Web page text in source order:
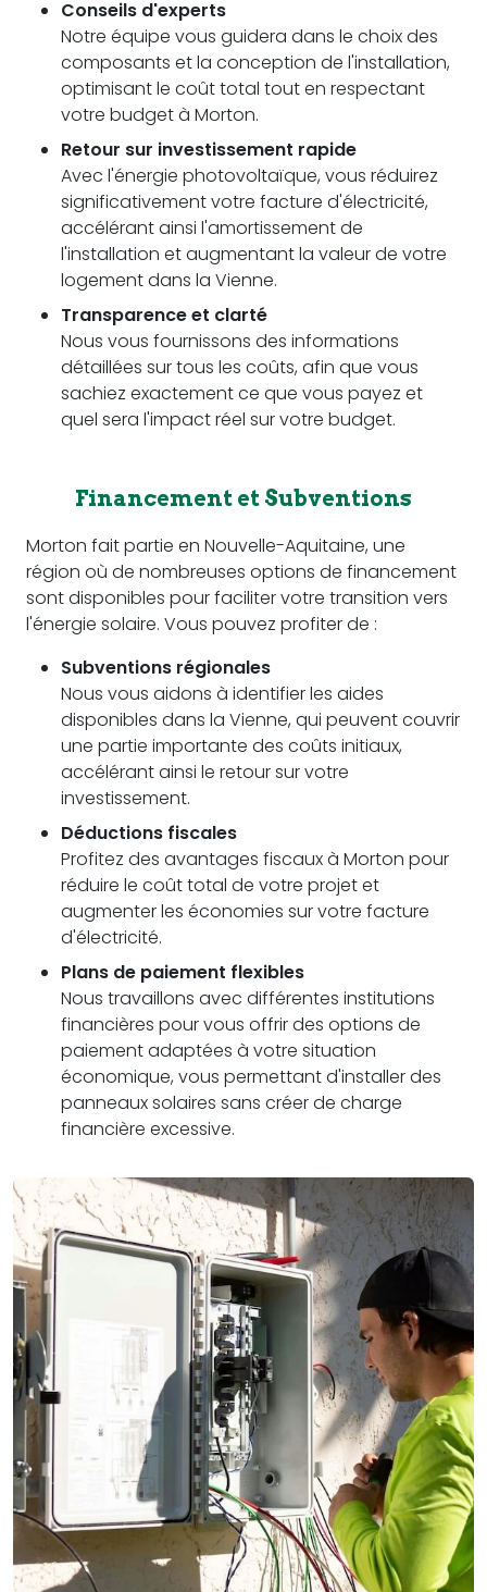
Conseils d'experts
Notre équipe vous guidera dans le choix des
composants et la conception de l'installation,
optimisant le coût total tout en respectant
votre budget à Morton.
Retour sur investissement rapide
Avec l'énergie photovoltaïque, vous réduirez
significativement votre facture d'électricité,
accélérant ainsi l'amortissement de
l'installation et augmentant la valeur de votre
logement dans la Vienne.
Transparence et clarté
Nous vous fournissons des informations
détaillées sur tous les coûts, afin que vous
sachiez exactement ce que vous payez et
quel sera l'impact réel sur votre budget.
Financement et Subventions
Morton fait partie en Nouvelle-Aquitaine, une
région où de nombreuses options de financement
sont disponibles pour faciliter votre transition vers
l'énergie solaire. Vous pouvez profiter de :
Subventions régionales
Nous vous aidons à identifier les aides
disponibles dans la Vienne, qui peuvent couvrir
une partie importante des coûts initiaux,
accélérant ainsi le retour sur votre
investissement.
Déductions fiscales
Profitez des avantages fiscaux à Morton pour
réduire le coût total de votre projet et
augmenter les économies sur votre facture
d'électricité.
Plans de paiement flexibles
Nous travaillons avec différentes institutions
financières pour vous offrir des options de
paiement adaptées à votre situation
économique, vous permettant d'installer des
panneaux solaires sans créer de charge
financière excessive.